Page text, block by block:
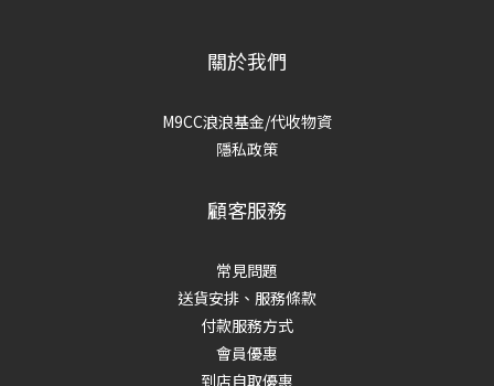
關於我們
M9CC浪浪基金/代收物資
隱私政策
顧客服務
常見問題
送貨安排、服務條款
付款服務方式
會員優惠
到店自取優惠